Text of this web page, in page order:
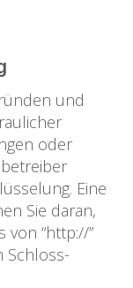
und
oder
Eine
Sie daran,
von “http://”
Schloss-